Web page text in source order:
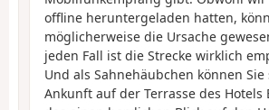
offline heruntergeladen hatten,
möglicherweise die Ursache
jeden Fall ist die Strecke wirklich
Und als Sahnehäubchen können
Ankunft auf der Terrasse des Hotels